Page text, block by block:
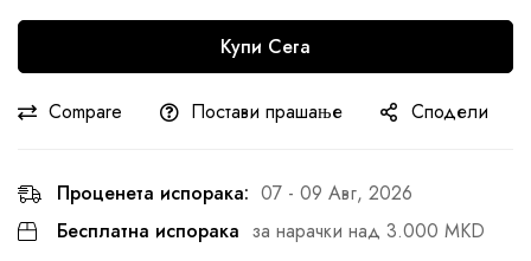
Купи Сега
Compare Постави прашање Сподели
Проценета испорака: 07 - 09 Авг, 2026
Бесплатна испорака за нарачки над 3.000 MKD